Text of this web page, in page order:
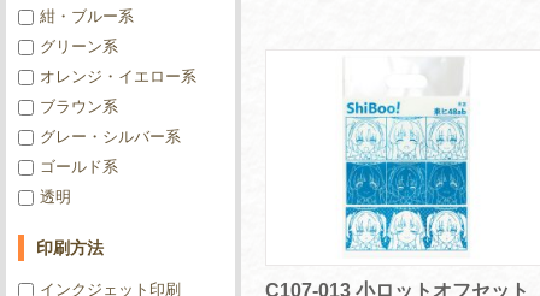
C107-013 小ロットオフセット
紺・ブルー系
グリーン系
オレンジ・イエロー系
ブラウン系
グレー・シルバー系
ゴールド系
透明
印刷方法
インクジェット印刷